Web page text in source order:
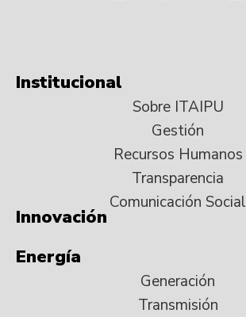
Institucional
Sobre ITAIPU
Gestión
Recursos Humanos
Transparencia
Comunicación Social
Innovación
Energía
Generación
Transmisión